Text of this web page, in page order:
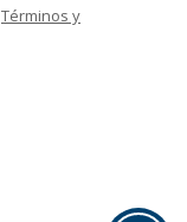
Términos y